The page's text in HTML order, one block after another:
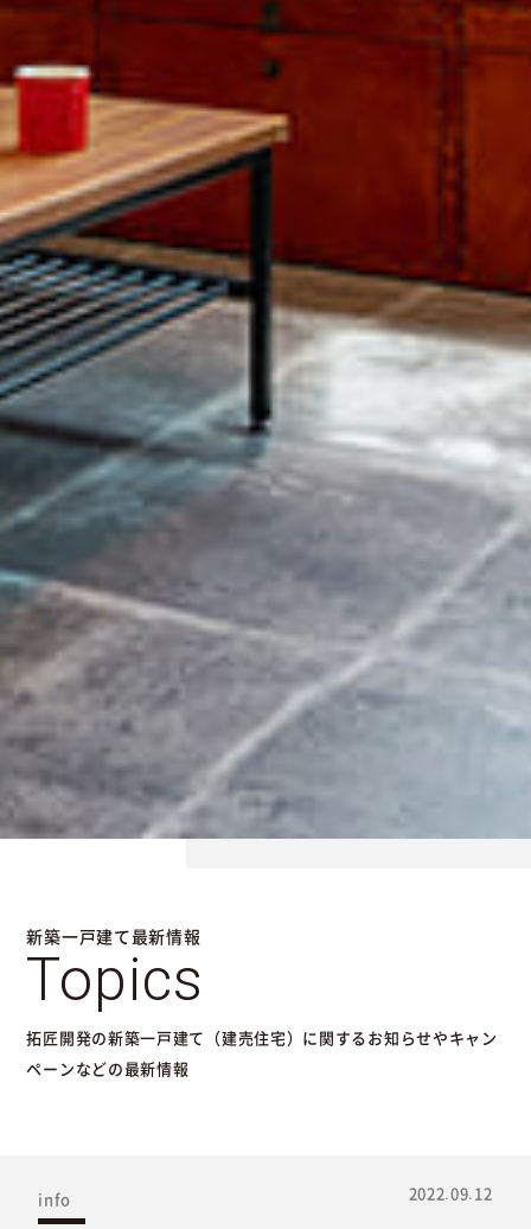
新築一戸建て最新情報
Topics
拓匠開発の新築一戸建て（建売住宅）に関するお知らせやキャン
ペーンなどの最新情報
info 2022.09.12